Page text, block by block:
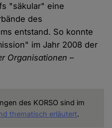
"säkular" eine
des
entstand. So konnte
im Jahr 2008 der
Organisationen –
des KORSO sind im
thematisch erläutert.